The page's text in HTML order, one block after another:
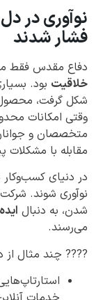
نوآوری در
فشار شدند
دفاع مقدس فقط
خلاقیت بود.
شکل گرفت، محصول
وقتی امکانات
متخصصان و جوانان
مقابله با مشکلات
در دنیای کسب‌وکار
نوآوری شوند.
شدن، به دنبال
می‌رسند.
???? چند مثال از